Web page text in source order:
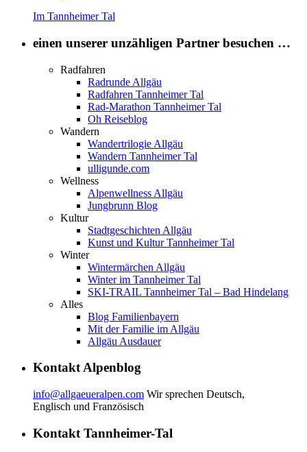
Im Tannheimer Tal
einen unserer unzähligen Partner besuchen …
Radfahren
Radrunde Allgäu
Radfahren Tannheimer Tal
Rad-Marathon Tannheimer Tal
Oh Reiseblog
Wandern
Wandertrilogie Allgäu
Wandern Tannheimer Tal
ulligunde.com
Wellness
Alpenwellness Allgäu
Jungbrunn Blog
Kultur
Stadtgeschichten Allgäu
Kunst und Kultur Tannheimer Tal
Winter
Wintermärchen Allgäu
Winter im Tannheimer Tal
SKI-TRAIL Tannheimer Tal – Bad Hindelang
Alles
Blog Familienbayern
Mit der Familie im Allgäu
Allgäu Ausdauer
Kontakt Alpenblog
info@allgaeueralpen.com Wir sprechen Deutsch,
Englisch und Französisch
Kontakt Tannheimer-Tal